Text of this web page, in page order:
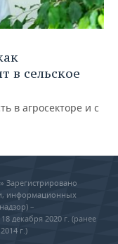
в сельское
в агросекторе и с
Зарегистрировано
информационных
–
декабря 2020 г. (ранее
г.)